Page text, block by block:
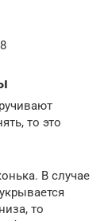
то это
В случае
то